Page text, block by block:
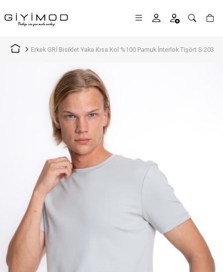
Erkek GRİ Bisiklet Yaka Kısa Kol %100 Pamuk İnterlok Tişört S-203